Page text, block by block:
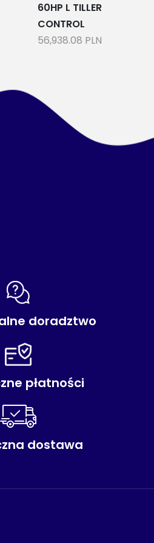
60HP L TILLER
CONTROL
56,938.08 PLN
doradztwo
płatności
dostawa